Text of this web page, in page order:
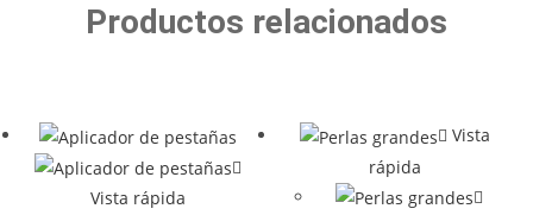
Productos relacionados
Vista rápida
Vista
rápida